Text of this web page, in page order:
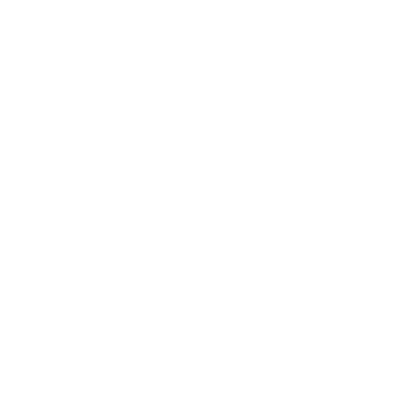
du Jura, tels que le Chardonnay, le Savagnin et le
pleinement le caractère du terroir et donnent
célèbre Vin Jaune, véritable joyau du Jura, ainsi
d'une profondeur remarquable. Chaque bouteille
vignerons.
avec ses caractéristiques distinctives qui reflètent
unes de leurs cuvées emblématiques :
minéralité subtile, avec une texture soyeuse en
palette aromatique complexe, avec des notes de
ample et structuré, avec une finale persistante et